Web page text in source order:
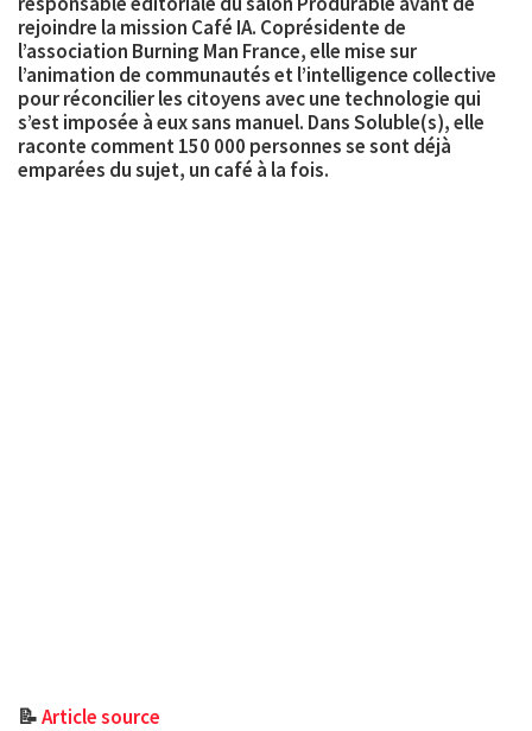
rejoindre la mission Café IA. Coprésidente de
l’association Burning Man France, elle mise sur
l’animation de communautés et l’intelligence collective
pour réconcilier les citoyens avec une technologie qui
s’est imposée à eux sans manuel. Dans Soluble(s), elle
raconte comment 150 000 personnes se sont déjà
emparées du sujet, un café à la fois.
📝Article source